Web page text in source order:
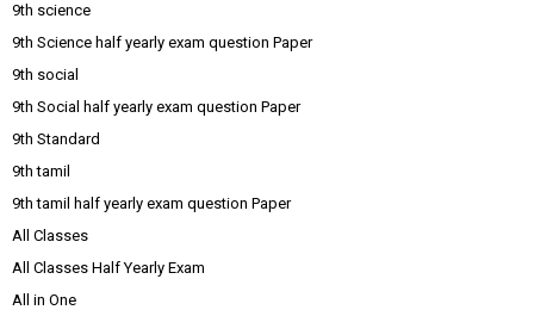
9th science
9th Science half yearly exam question Paper
9th social
9th Social half yearly exam question Paper
9th Standard
9th tamil
9th tamil half yearly exam question Paper
All Classes
All Classes Half Yearly Exam
All in One